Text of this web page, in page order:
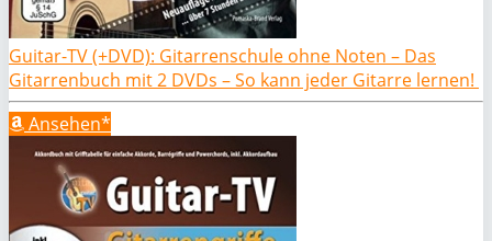
Guitar-TV (+DVD): Gitarrenschule ohne Noten – Das
Gitarrenbuch mit 2 DVDs – So kann jeder Gitarre lernen!
Ansehen*